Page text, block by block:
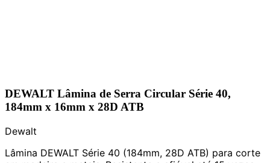
DEWALT Lâmina de Serra Circular Série 40,
184mm x 16mm x 28D ATB
Dewalt
Lâmina DEWALT Série 40 (184mm, 28D ATB) para corte